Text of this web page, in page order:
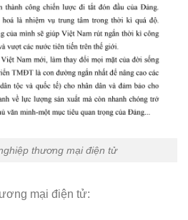
thương mại điện tử
mại điện tử: